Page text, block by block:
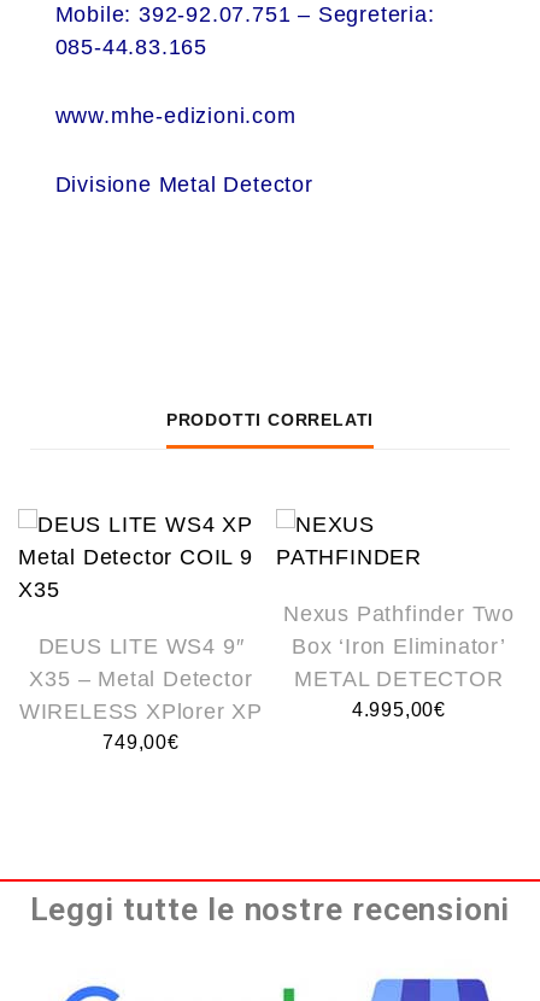
Mobile: 392-92.07.751 – Segreteria:
085-44.83.165
www.mhe-edizioni.com
Divisione Metal Detector
PRODOTTI CORRELATI
DEUS LITE WS4 9″
X35 – Metal Detector
WIRELESS XPlorer XP
749,00€
Nexus Pathfinder Two
Box ‘Iron Eliminator’
METAL DETECTOR
4.995,00€
Leggi tutte le nostre recensioni